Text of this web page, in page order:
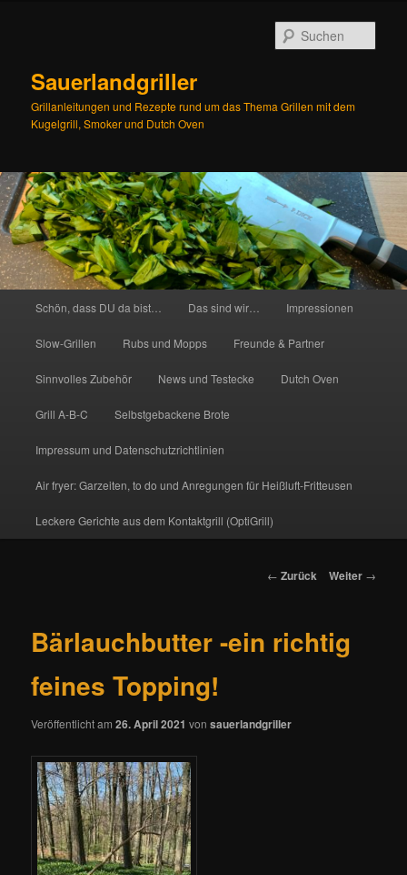
Sauerlandgriller
Grillanleitungen und Rezepte rund um das Thema Grillen mit dem
Kugelgrill, Smoker und Dutch Oven
Schön, dass DU da bist… Das sind wir… Impressionen
Slow-Grillen Rubs und Mopps Freunde & Partner
Sinnvolles Zubehör News und Testecke Dutch Oven
Grill A-B-C Selbstgebackene Brote
Impressum und Datenschutzrichtlinien
Air fryer: Garzeiten, to do und Anregungen für Heißluft-Fritteusen
Leckere Gerichte aus dem Kontaktgrill (OptiGrill)
Beitrags-
← Zurück Weiter →
Bärlauchbutter -ein richtig
feines Topping!
Veröffentlicht am26. April 2021 vonsauerlandgriller